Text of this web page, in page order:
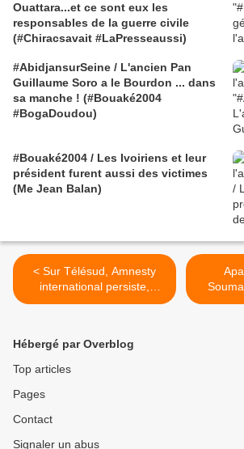
Ouattara...et ce sont eux les
responsables de la guerre civile
(#Chiracsavait #LaPresseaussi)
#AbidjansurSeine / L'ancien Pan
Guillaume Soro a le Bourdon ... dans
sa manche ! (#Bouaké2004
#BogaDoudou)
#Bouaké2004 / Les Ivoiriens et leur
président furent aussi des victimes
(Me Jean Balan)
< Sur Télésud, Amnesty
international persiste,
insiste et signe à propos
31/10/2012
rapport
Hébergé par Overblog
Top articles
Pages
Contact
Signaler un abus